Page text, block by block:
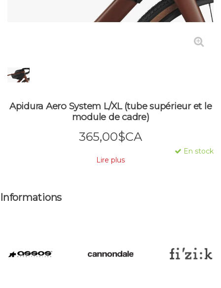
Apidura Aero System L/XL (tube supérieur et le
module de cadre)
365,00$CA
En stock
Lire plus
Informations